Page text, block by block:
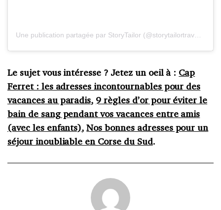
Le sujet vous intéresse ? Jetez un oeil à : Cap
Ferret : les adresses incontournables pour des
vacances au paradis, 9 règles d’or pour éviter le
bain de sang pendant vos vacances entre amis
(avec les enfants),Nos bonnes adresses pour un
séjour inoubliable en Corse du Sud.